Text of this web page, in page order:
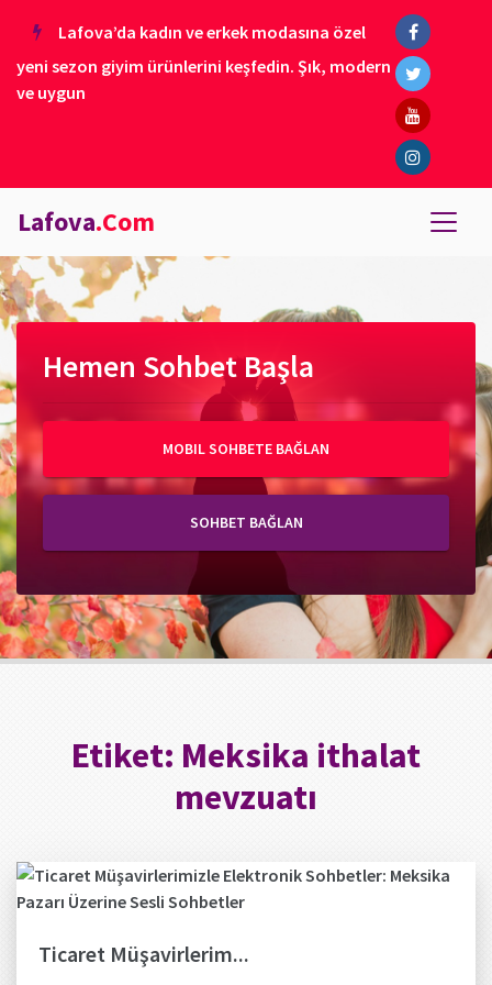
Lafova’da kadın ve erkek modasına özel
yeni sezon giyim ürünlerini keşfedin. Şık, modern
ve uygun
Lafova.Com
Hemen Sohbet Başla
MOBIL SOHBETE BAĞLAN
SOHBET BAĞLAN
Etiket: Meksika ithalat
mevzuatı
Ticaret Müşavirlerim...